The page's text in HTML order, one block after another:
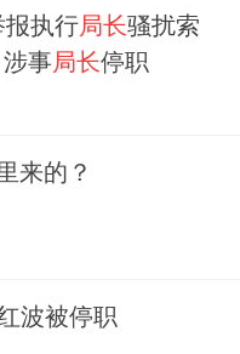
报执行局长骚扰索
事局长停职
来的？
波被停职